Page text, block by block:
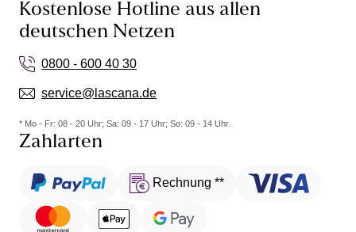
Kostenlose Hotline aus allen
deutschen Netzen
0800 - 600 40 30
service@lascana.de
* Mo - Fr: 08 - 20 Uhr; Sa: 09 - 17 Uhr; So: 09 - 14 Uhr.
Zahlarten
Rechnung **